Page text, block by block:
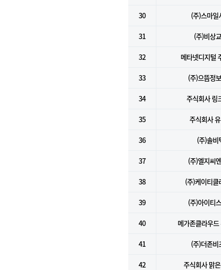
30 (주)스마일
31 (주)비상
32 메타넷디지털
33 (주)으뜸정
34 주식회사 링
35 주식회사
36 (주)솔비
37 (주)엘지씨
38 (주)케이티클
39 (주)아이티
40 메가존클라우
41 (주)더존비
42 주식회사 맑